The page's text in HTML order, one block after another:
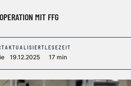
MIT FFG
AKTUALISIERT
19.12.2025
LESEZEIT
17 min